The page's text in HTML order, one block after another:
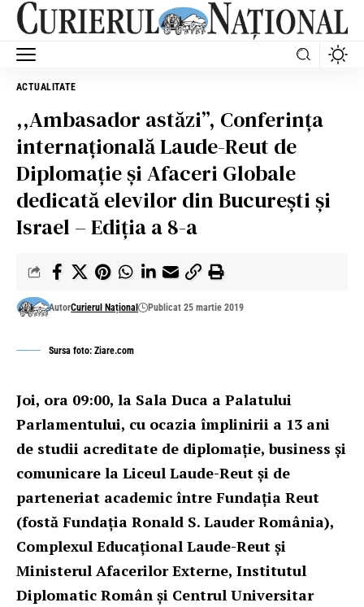
ACTUALITATE
,,Ambasador astăzi”, Conferinţa
internaţională Laude-Reut de
Diplomaţie şi Afaceri Globale
dedicată elevilor din Bucureşti şi
Israel – Ediția a 8-a
AutorCurierul Național Publicat 25 martie 2019
Sursa foto: Ziare.com
Joi, ora 09:00, la Sala Duca a Palatului
Parlamentului, cu ocazia împlinirii a 13 ani
de studii acreditate de diplomație, business și
comunicare la Liceul Laude-Reut și de
parteneriat academic între Fundația Reut
(fostă Fundația Ronald S. Lauder România),
Complexul Educațional Laude-Reut și
Ministerul Afacerilor Externe, Institutul
Diplomatic Român și Centrul Universitar